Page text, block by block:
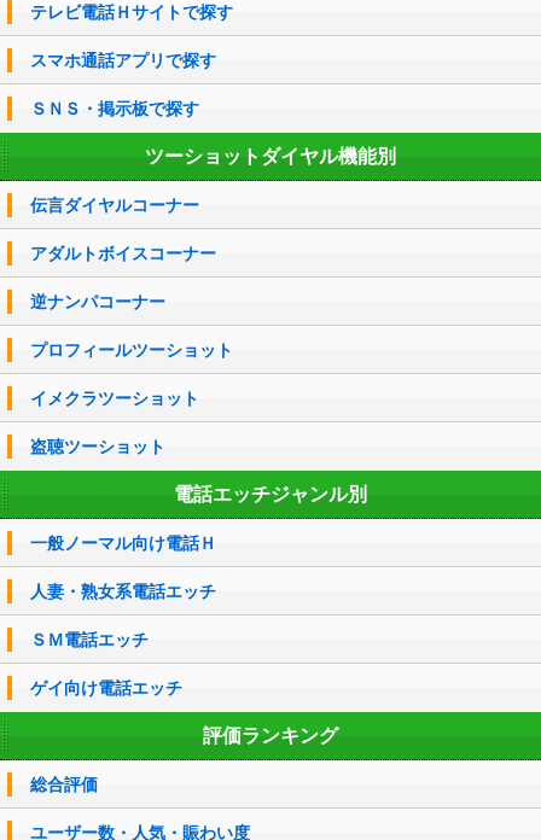
テレビ電話Ｈサイトで探す
スマホ通話アプリで探す
ＳＮＳ・掲示板で探す
ツーショットダイヤル機能別
伝言ダイヤルコーナー
アダルトボイスコーナー
逆ナンパコーナー
プロフィールツーショット
イメクラツーショット
盗聴ツーショット
電話エッチジャンル別
一般ノーマル向け電話Ｈ
人妻・熟女系電話エッチ
ＳＭ電話エッチ
ゲイ向け電話エッチ
評価ランキング
総合評価
ユーザー数・人気・賑わい度